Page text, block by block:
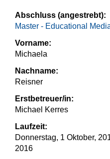
Abschluss (angestrebt):
Master - Educational
Vorname:
Michaela
Nachname:
Reisner
Erstbetreuer/in:
Michael Kerres
Laufzeit:
Donnerstag, 1 Oktober,
2016